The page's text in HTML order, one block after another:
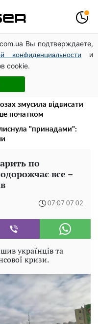
Вы подтверждаете,
конфиденциальности
и
cookie.
головною точкою
вивів
через фіктивну фірму в
змусила відвисати
початком
"принадами":
по
все –
07:07 07.02
українців та
кризи.